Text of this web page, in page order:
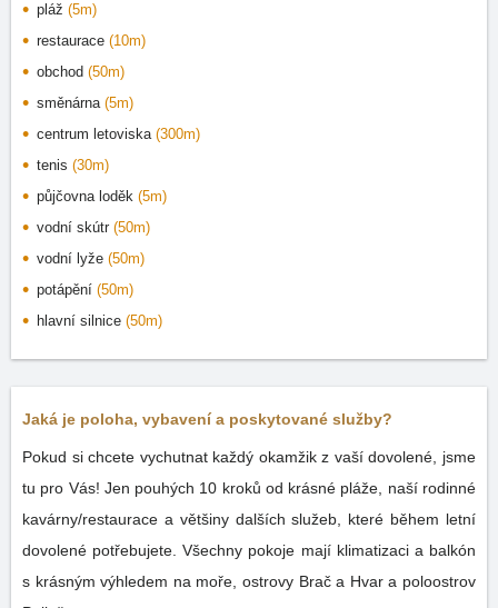
pláž (5m)
restaurace (10m)
obchod (50m)
směnárna (5m)
centrum letoviska (300m)
tenis (30m)
půjčovna loděk (5m)
vodní skútr (50m)
vodní lyže (50m)
potápění (50m)
hlavní silnice (50m)
Jaká je poloha, vybavení a poskytované služby?
Pokud si chcete vychutnat každý okamžik z vaší dovolené, jsme
tu pro Vás! Jen pouhých 10 kroků od krásné pláže, naší rodinné
kavárny/restaurace a většiny dalších služeb, které během letní
dovolené potřebujete. Všechny pokoje mají klimatizaci a balkón
s krásným výhledem na moře, ostrovy Brač a Hvar a poloostrov